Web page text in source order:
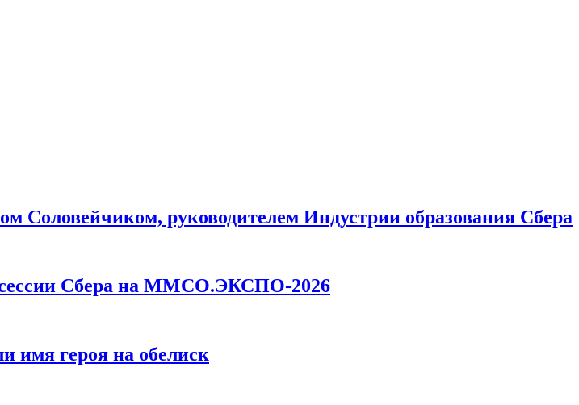
Соловейчиком, руководителем Индустрии образования Сбера
сессии Сбера на ММСО.ЭКСПО-2026
имя героя на обелиск